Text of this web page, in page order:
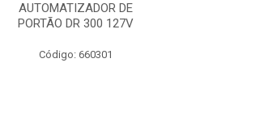
AUTOMATIZADOR DE
PORTÃO DR 300 127V
Código: 660301